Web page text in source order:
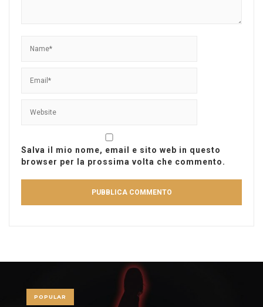
Salva il mio nome, email e sito web in questo
browser per la prossima volta che commento.
POPULAR